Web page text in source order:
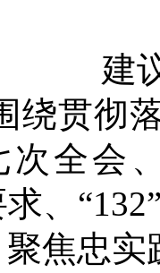
建
绕贯彻
次全会
、
焦忠